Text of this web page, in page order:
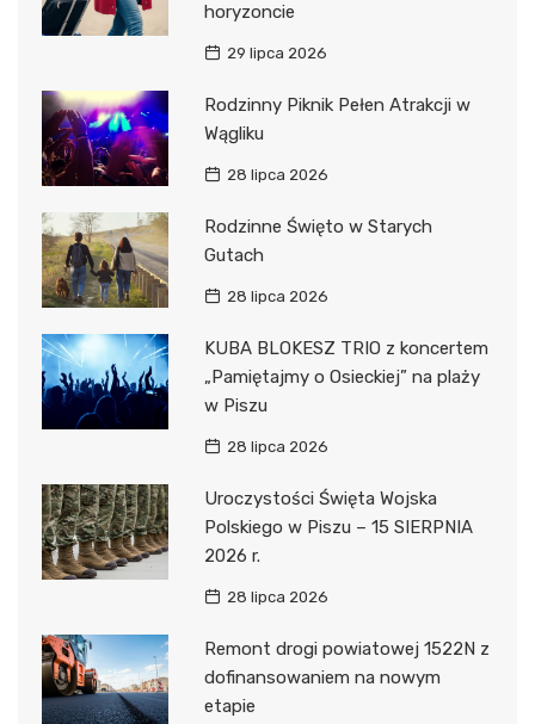
horyzoncie
29 lipca 2026
Rodzinny Piknik Pełen Atrakcji w
Wągliku
28 lipca 2026
Rodzinne Święto w Starych
Gutach
28 lipca 2026
KUBA BLOKESZ TRIO z koncertem
„Pamiętajmy o Osieckiej” na plaży
w Piszu
28 lipca 2026
Uroczystości Święta Wojska
Polskiego w Piszu – 15 SIERPNIA
2026 r.
28 lipca 2026
Remont drogi powiatowej 1522N z
dofinansowaniem na nowym
etapie